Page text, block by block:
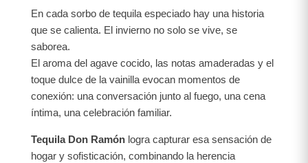
En cada sorbo de tequila especiado hay una historia
que se calienta. El invierno no solo se vive, se
saborea.
El aroma del agave cocido, las notas amaderadas y el
toque dulce de la vainilla evocan momentos de
conexión: una conversación junto al fuego, una cena
íntima, una celebración familiar.
Tequila Don Ramón logra capturar esa sensación de
hogar y sofisticación, combinando la herencia